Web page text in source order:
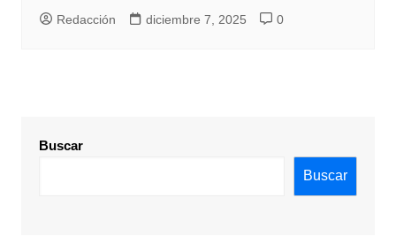
Redacción diciembre 7, 2025 0
Buscar
Buscar